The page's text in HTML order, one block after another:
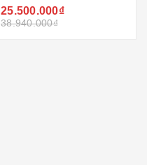
MỚI NHẤT HIỆN NAY
25.500.000₫
38.940.000₫